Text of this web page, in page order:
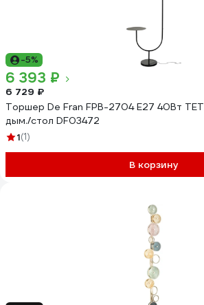
-5%
6 393 ₽
6 729 ₽
Торшер De Fran FPB-2704 E27 40Вт
дым./стол DF03472
1(1)
В корзину